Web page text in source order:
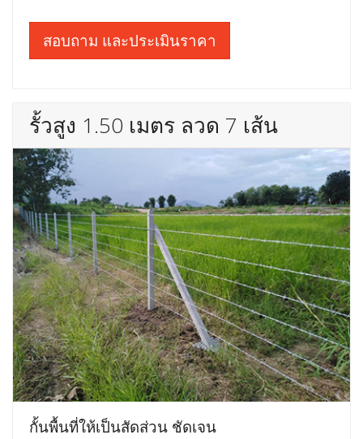
สอบถาม และประเมินราคา
รั้วสูง 1.50 เมตร ลวด 7 เส้น
กั้นพื้นที่ให้เป็นสัดส่วน ชัดเจน